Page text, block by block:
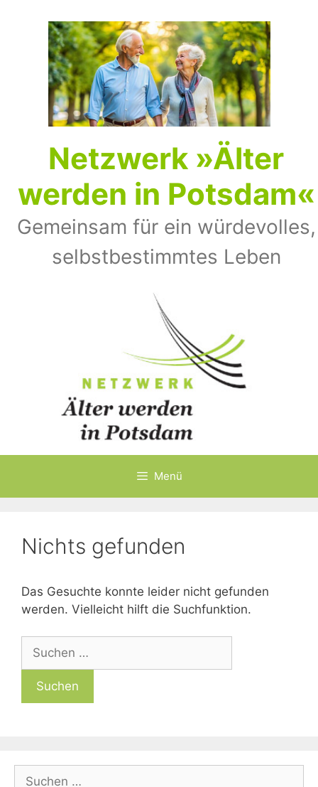
Netz­werk »Älter
wer­den in Pots­dam«
Gemeinsam für ein würdevolles,
selbst­bestimmtes Leben
Menü
Nichts gefunden
Das Gesuchte konnte leider nicht gefunden
werden. Vielleicht hilft die Suchfunktion.
Suchen
nach:
Suchen